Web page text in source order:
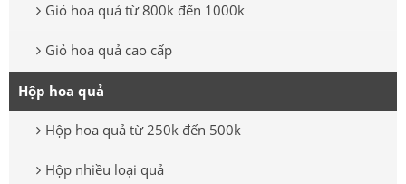
Giỏ hoa quả từ 800k đến 1000k
Giỏ hoa quả cao cấp
Hộp hoa quả
Hộp hoa quả từ 250k đến 500k
Hộp nhiều loại quả